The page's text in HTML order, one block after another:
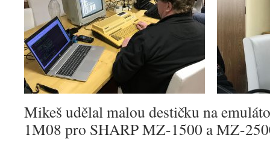
Mikeš udělal malou destičku na
1M08 pro SHARP MZ-1500 a MZ-